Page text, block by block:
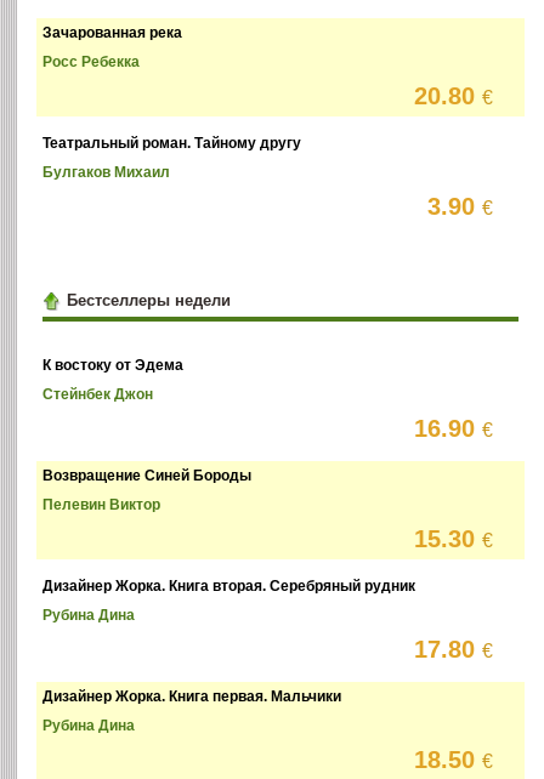
Зачарованная река
Росс Ребекка
20.80€
Театральный роман. Тайному другу
Булгаков Михаил
3.90€
Бестселлеры недели
К востоку от Эдема
Стейнбек Джон
16.90€
Возвращение Синей Бороды
Пелевин Виктор
15.30€
Дизайнер Жорка. Книга вторая. Серебряный рудник
Рубина Дина
17.80€
Дизайнер Жорка. Книга первая. Мальчики
Рубина Дина
18.50€